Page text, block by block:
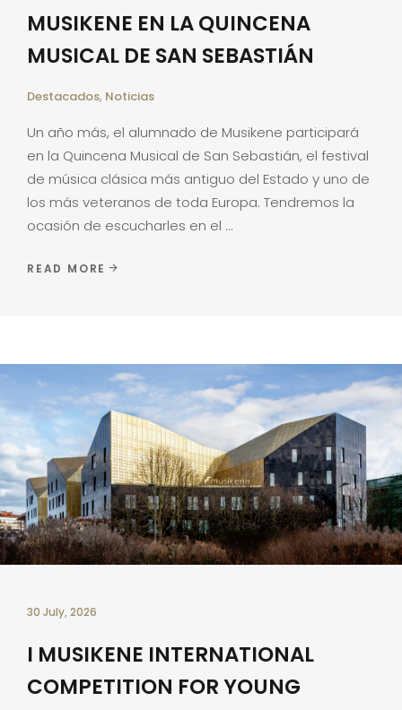
MUSIKENE EN LA QUINCENA
MUSICAL DE SAN SEBASTIÁN
Destacados, Noticias
Un año más, el alumnado de Musikene participará
en la Quincena Musical de San Sebastián, el festival
de música clásica más antiguo del Estado y uno de
los más veteranos de toda Europa. Tendremos la
ocasión de escucharles en el
READ MORE
30 July, 2026
I MUSIKENE INTERNATIONAL
COMPETITION FOR YOUNG